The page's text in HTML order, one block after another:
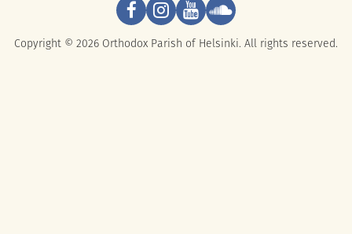
Copyright © 2026 Orthodox Parish of Helsinki. All rights reserved.